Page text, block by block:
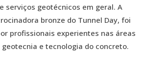
serviços geotécnicos em geral. A
bronze do Tunnel Day, foi
profissionais experientes nas áreas
e tecnologia do concreto.